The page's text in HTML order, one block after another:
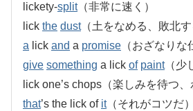
lickety-split（非常に速く）
lick the dust（土をなめる、敗北す
a lick and a promise （おざなりな
give something a lick of paint（少
lick one’s chops（楽しみを待つ、
that’s the lick of it（それがコツだ）